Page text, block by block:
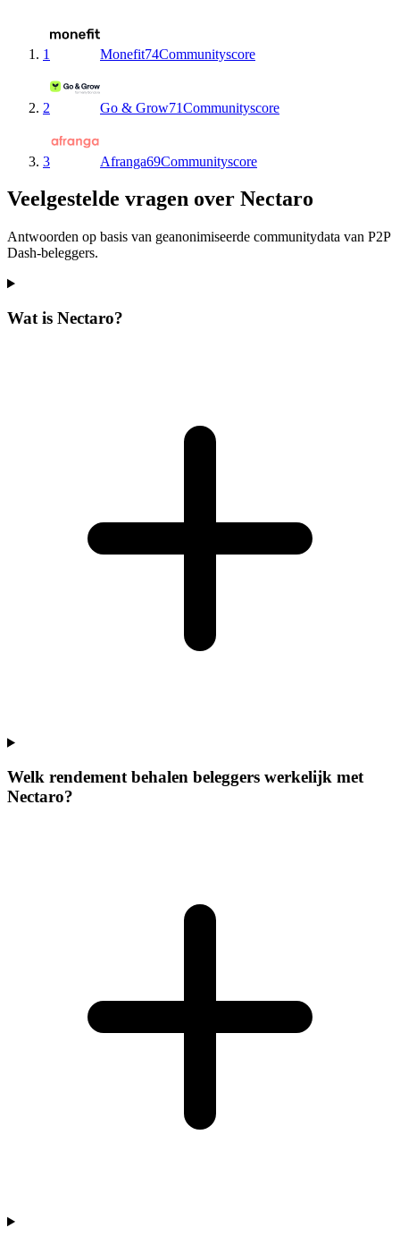
1 Monefit74Communityscore
2 Go & Grow71Communityscore
3 Afranga69Communityscore
Veelgestelde vragen over Nectaro
Antwoorden op basis van geanonimiseerde communitydata van P2P
Dash-beleggers.
Wat is Nectaro?
Welk rendement behalen beleggers werkelijk met
Nectaro?